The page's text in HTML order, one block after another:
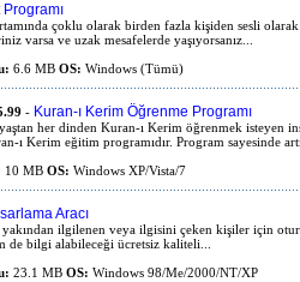
çoklu olarak birden fazla kişiden sesli
varsa ve uzak mesafelerde yaşıyorsanız...
6.6 MB OS: Windows (Tümü)
- Kuran-ı Kerim Öğrenme Programı
her dinden Kuran-ı Kerim öğrenmek isteyen
ı Kerim eğitim programıdır. Program sayesinde
10 MB OS: Windows XP/Vista/7
Aracı
ilgilenen veya ilgisini çeken kişiler için
de bilgi alabileceği ücretsiz kaliteli...
23.1 MB OS: Windows 98/Me/2000/NT/XP